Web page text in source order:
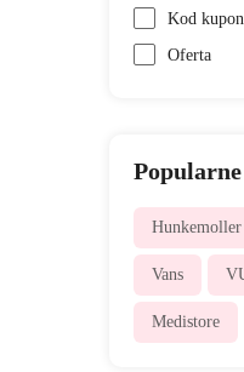
Kod
Oferta
Hunkemoller
Vans
Medistore